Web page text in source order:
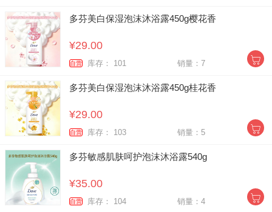
多芬美白保湿泡沫沐浴露450g樱花香
¥29.00
自营 库存： 101 销量：7
多芬美白保湿泡沫沐浴露450g桂花香
¥29.00
自营 库存： 103 销量：5
多芬敏感肌肤呵护泡沫沐浴露540g
¥35.00
自营 库存： 104 销量：4